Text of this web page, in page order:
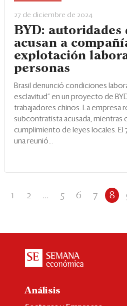
27 de diciembre de 2024
BYD: autoridades
acusan a
explotación
personas
Brasil denunció condiciones
esclavitud” en un proyecto de
trabajadores chinos. La empresa
subcontratista acusada, mientras
cumplimiento de leyes locales. El
una reunió...
1 2 ... 5 6 7 8
Análisis